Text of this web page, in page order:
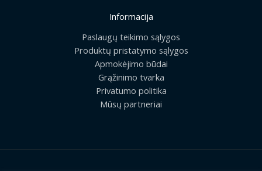
Informacija
Paslaugų teikimo sąlygos
Produktų pristatymo sąlygos
Apmokėjimo būdai
Grąžinimo tvarka
Privatumo politika
Mūsų partneriai